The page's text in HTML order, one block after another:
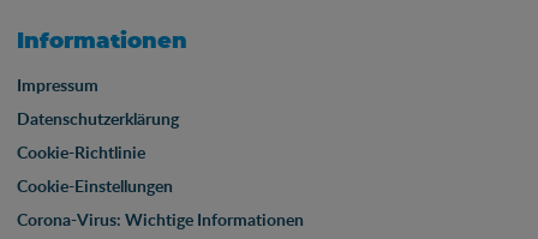
Informationen
Impressum
Datenschutzerklärung
Cookie-Richtlinie
Cookie-Einstellungen
Corona-Virus: Wichtige Informationen